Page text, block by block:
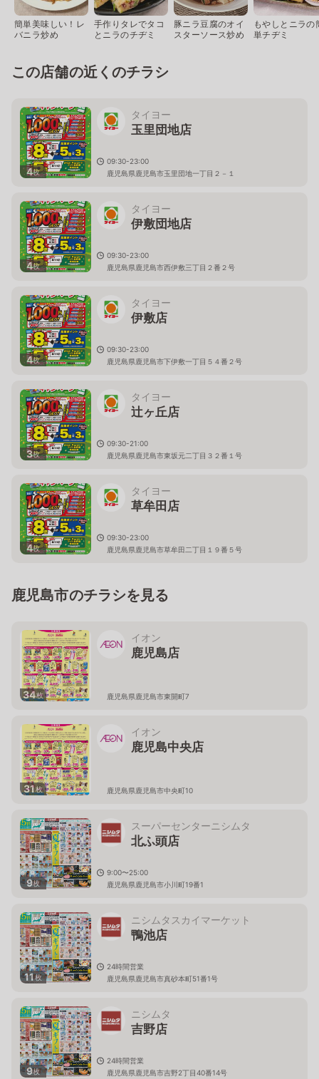
簡単美味しい！レ
バニラ炒め
手作りタレでタコ
とニラのチヂミ
豚ニラ豆腐のオイ
スターソース炒め
もやしとニラの
単チヂミ
この店舗の近くのチラシ
4枚
タイヨー
玉里団地店
09:30-23:00
鹿児島県鹿児島市玉里団地一丁目２－１
4枚
タイヨー
伊敷団地店
09:30-23:00
鹿児島県鹿児島市西伊敷三丁目２番２号
4枚
タイヨー
伊敷店
09:30-23:00
鹿児島県鹿児島市下伊敷一丁目５４番２号
3枚
タイヨー
辻ヶ丘店
09:30-21:00
鹿児島県鹿児島市東坂元二丁目３２番１号
4枚
タイヨー
草牟田店
09:30-23:00
鹿児島県鹿児島市草牟田二丁目１９番５号
鹿児島市のチラシを見る
34枚
イオン
鹿児島店
鹿児島県鹿児島市東開町7
31枚
イオン
鹿児島中央店
鹿児島県鹿児島市中央町10
9枚
スーパーセンターニシムタ
北ふ頭店
9:00〜25:00
鹿児島県鹿児島市小川町19番1
11枚
ニシムタスカイマーケット
鴨池店
24時間営業
鹿児島県鹿児島市真砂本町51番1号
9枚
ニシムタ
吉野店
24時間営業
鹿児島県鹿児島市吉野2丁目40番14号